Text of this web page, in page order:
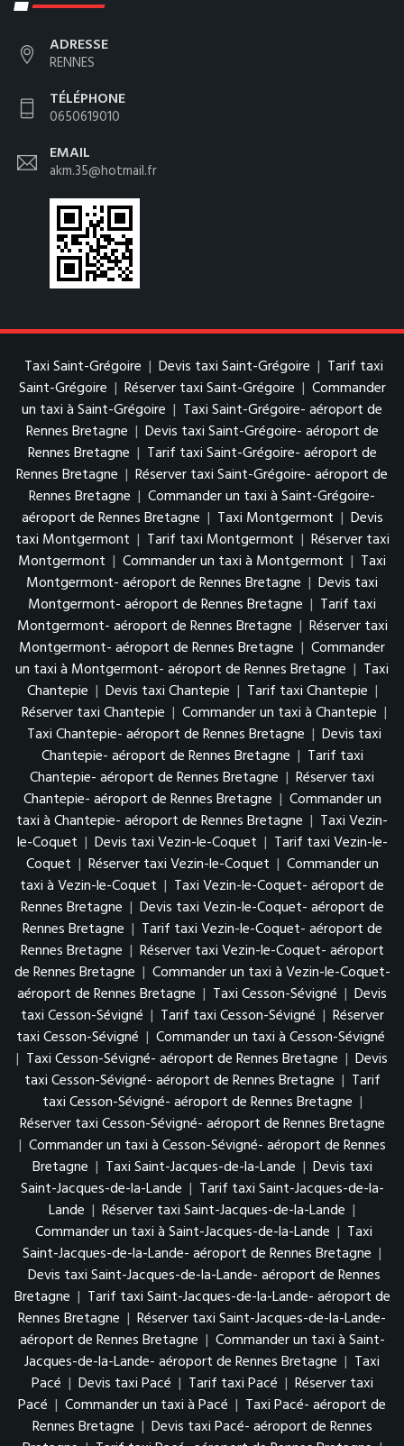
ADRESSE
RENNES
TÉLÉPHONE
0650619010
EMAIL
akm.35@hotmail.fr
Taxi Saint-Grégoire | Devis taxi Saint-Grégoire | Tarif taxi
Saint-Grégoire | Réserver taxi Saint-Grégoire | Commander
un taxi à Saint-Grégoire | Taxi Saint-Grégoire- aéroport de
Rennes Bretagne | Devis taxi Saint-Grégoire- aéroport de
Rennes Bretagne | Tarif taxi Saint-Grégoire- aéroport de
Rennes Bretagne | Réserver taxi Saint-Grégoire- aéroport de
Rennes Bretagne | Commander un taxi à Saint-Grégoire-
aéroport de Rennes Bretagne | Taxi Montgermont | Devis
taxi Montgermont | Tarif taxi Montgermont | Réserver taxi
Montgermont | Commander un taxi à Montgermont | Taxi
Montgermont- aéroport de Rennes Bretagne | Devis taxi
Montgermont- aéroport de Rennes Bretagne | Tarif taxi
Montgermont- aéroport de Rennes Bretagne | Réserver taxi
Montgermont- aéroport de Rennes Bretagne | Commander
un taxi à Montgermont- aéroport de Rennes Bretagne | Taxi
Chantepie | Devis taxi Chantepie | Tarif taxi Chantepie |
Réserver taxi Chantepie | Commander un taxi à Chantepie |
Taxi Chantepie- aéroport de Rennes Bretagne | Devis taxi
Chantepie- aéroport de Rennes Bretagne | Tarif taxi
Chantepie- aéroport de Rennes Bretagne | Réserver taxi
Chantepie- aéroport de Rennes Bretagne | Commander un
taxi à Chantepie- aéroport de Rennes Bretagne | Taxi Vezin-
le-Coquet | Devis taxi Vezin-le-Coquet | Tarif taxi Vezin-le-
Coquet | Réserver taxi Vezin-le-Coquet | Commander un
taxi à Vezin-le-Coquet | Taxi Vezin-le-Coquet- aéroport de
Rennes Bretagne | Devis taxi Vezin-le-Coquet- aéroport de
Rennes Bretagne | Tarif taxi Vezin-le-Coquet- aéroport de
Rennes Bretagne | Réserver taxi Vezin-le-Coquet- aéroport
de Rennes Bretagne | Commander un taxi à Vezin-le-Coquet-
aéroport de Rennes Bretagne | Taxi Cesson-Sévigné | Devis
taxi Cesson-Sévigné | Tarif taxi Cesson-Sévigné | Réserver
taxi Cesson-Sévigné | Commander un taxi à Cesson-Sévigné
| Taxi Cesson-Sévigné- aéroport de Rennes Bretagne | Devis
taxi Cesson-Sévigné- aéroport de Rennes Bretagne | Tarif
taxi Cesson-Sévigné- aéroport de Rennes Bretagne |
Réserver taxi Cesson-Sévigné- aéroport de Rennes Bretagne
| Commander un taxi à Cesson-Sévigné- aéroport de Rennes
Bretagne | Taxi Saint-Jacques-de-la-Lande | Devis taxi
Saint-Jacques-de-la-Lande | Tarif taxi Saint-Jacques-de-la-
Lande | Réserver taxi Saint-Jacques-de-la-Lande |
Commander un taxi à Saint-Jacques-de-la-Lande | Taxi
Saint-Jacques-de-la-Lande- aéroport de Rennes Bretagne |
Devis taxi Saint-Jacques-de-la-Lande- aéroport de Rennes
Bretagne | Tarif taxi Saint-Jacques-de-la-Lande- aéroport de
Rennes Bretagne | Réserver taxi Saint-Jacques-de-la-Lande-
aéroport de Rennes Bretagne | Commander un taxi à Saint-
Jacques-de-la-Lande- aéroport de Rennes Bretagne | Taxi
Pacé | Devis taxi Pacé | Tarif taxi Pacé | Réserver taxi
Pacé | Commander un taxi à Pacé | Taxi Pacé- aéroport de
Rennes Bretagne | Devis taxi Pacé- aéroport de Rennes